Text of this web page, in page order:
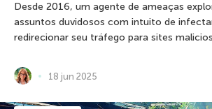
Desde 2016, um agente de ameaças
assuntos duvidosos com intuito de
redirecionar seu tráfego para sites
18 jun 2025